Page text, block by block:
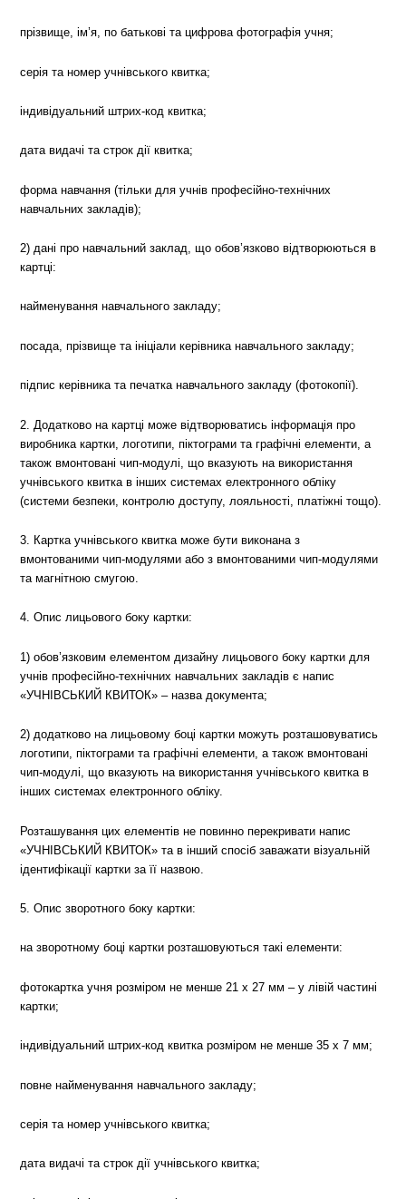
прізвище, ім’я, по батькові та цифрова фотографія учня;
серія та номер учнівського квитка;
індивідуальний штрих-код квитка;
дата видачі та строк дії квитка;
форма навчання (тільки для учнів професійно-технічних
навчальних закладів);
2) дані про навчальний заклад, що обов’язково відтворюються в
картці:
найменування навчального закладу;
посада, прізвище та ініціали керівника навчального закладу;
підпис керівника та печатка навчального закладу (фотокопії).
2. Додатково на картці може відтворюватись інформація про
виробника картки, логотипи, піктограми та графічні елементи, а
також вмонтовані чип-модулі, що вказують на використання
учнівського квитка в інших системах електронного обліку
(системи безпеки, контролю доступу, лояльності, платіжні тощо).
3. Картка учнівського квитка може бути виконана з
вмонтованими чип-модулями або з вмонтованими чип-модулями
та магнітною смугою.
4. Опис лицьового боку картки:
1) обов’язковим елементом дизайну лицьового боку картки для
учнів професійно-технічних навчальних закладів є напис
«УЧНІВСЬКИЙ КВИТОК» – назва документа;
2) додатково на лицьовому боці картки можуть розташовуватись
логотипи, піктограми та графічні елементи, а також вмонтовані
чип-модулі, що вказують на використання учнівського квитка в
інших системах електронного обліку.
Розташування цих елементів не повинно перекривати напис
«УЧНІВСЬКИЙ КВИТОК» та в інший спосіб заважати візуальній
ідентифікації картки за її назвою.
5. Опис зворотного боку картки:
на зворотному боці картки розташовуються такі елементи:
фотокартка учня розміром не менше 21 х 27 мм – у лівій частині
картки;
індивідуальний штрих-код квитка розміром не менше 35 х 7 мм;
повне найменування навчального закладу;
серія та номер учнівського квитка;
дата видачі та строк дії учнівського квитка;